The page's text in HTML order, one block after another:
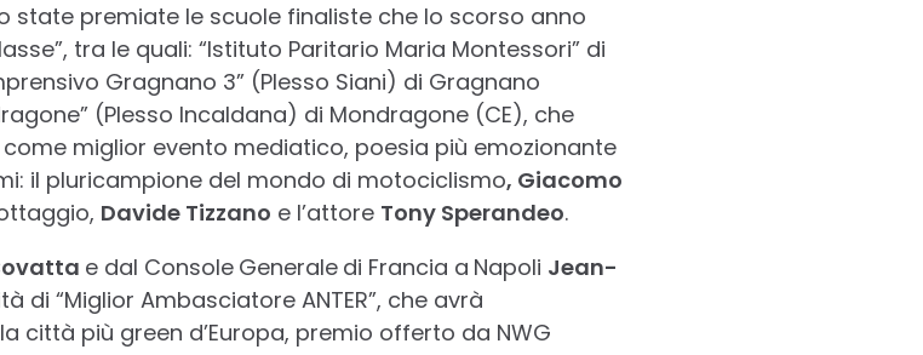
state premiate le scuole finaliste che lo scorso anno
tra le quali: “Istituto Paritario Maria Montessori” di
Gragnano 3” (Plesso Siani) di Gragnano
(Plesso Incaldana) di Mondragone (CE), che
miglior evento mediatico, poesia più emozionante
il pluricampione del mondo di motociclismo, Giacomo
Davide Tizzano e l’attore Tony Sperandeo.
e dal Console Generale di Francia a Napoli Jean-
di “Miglior Ambasciatore ANTER”, che avrà
città più green d’Europa, premio offerto da NWG